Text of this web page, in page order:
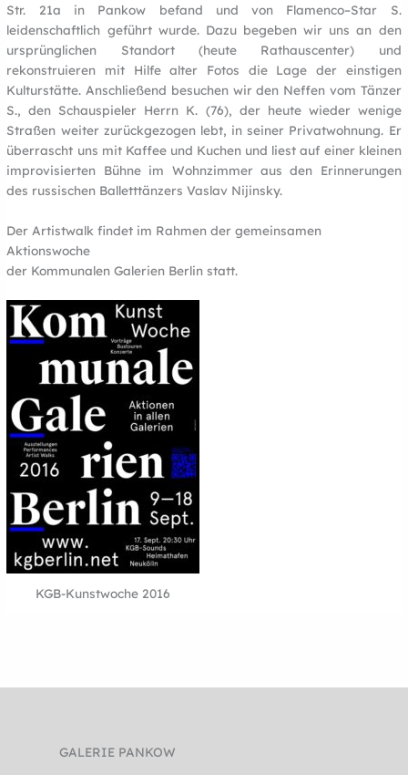
Str. 21a in Pankow befand und von Flamenco–Star S.
leidenschaftlich geführt wurde. Dazu begeben wir uns an den
ursprünglichen Standort (heute Rathauscenter) und
rekonstruieren mit Hilfe alter Fotos die Lage der einstigen
Kulturstätte. Anschließend besuchen wir den Neffen vom Tänzer
S., den Schauspieler Herrn K. (76), der heute wieder wenige
Straßen weiter zurückgezogen lebt, in seiner Privatwohnung. Er
überrascht uns mit Kaffee und Kuchen und liest auf einer kleinen
improvisierten Bühne im Wohnzimmer aus den Erinnerungen
des russischen Balletttänzers Vaslav Nijinsky.
Der Artistwalk findet im Rahmen der gemeinsamen
Aktionswoche
der Kommunalen Galerien Berlin statt.
KGB-Kunstwoche 2016
GALERIE PANKOW